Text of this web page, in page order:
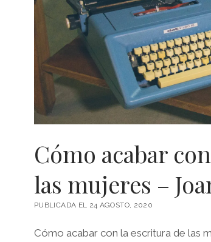
Cómo acabar
las mujeres –
PUBLICADA EL 24 AGOSTO, 2020
Cómo acabar con la escritura de las